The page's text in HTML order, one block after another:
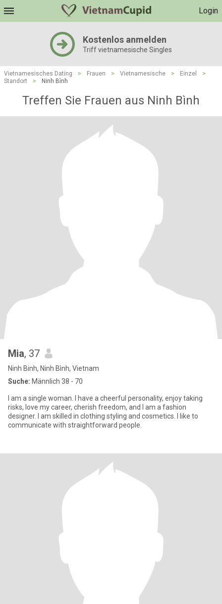
Login
Kostenlos anmelden
Triff vietnamesische Singles
Vietnamesisches Dating > Frauen > Vietnamesische > Einzel
>
Standort
> Ninh Bình
Treffen Sie Frauen aus Ninh Bình
Mia, 37
Ninh Binh, Ninh Bình, Vietnam
Suche: Männlich 38 - 70
I am a single woman. I have a cheerful personality, enjoy taking
risks, love my career, cherish freedom, and I am a fashion
designer. I am skilled in clothing styling and cosmetics. I like to
communicate with straightforward people.